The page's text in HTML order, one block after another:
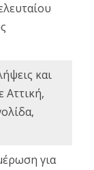
και
Αττική,
για